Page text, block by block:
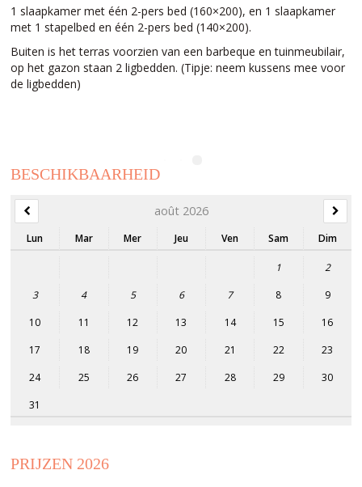
1 slaapkamer met één 2-pers bed (160×200), en 1 slaapkamer
met 1 stapelbed en één 2-pers bed (140×200).
Buiten is het terras voorzien van een barbeque en tuinmeubilair,
op het gazon staan 2 ligbedden. (Tipje: neem kussens mee voor
de ligbedden)
BESCHIKBAARHEID
août 2026
Lun Mar Mer Jeu Ven Sam Dim
1
2
3
4 5 6 7 8
9
10
11 12 13 14 15
16
17
18 19 20 21 22
23
24
25 26 27 28 29
30
31
PRIJZEN 2026